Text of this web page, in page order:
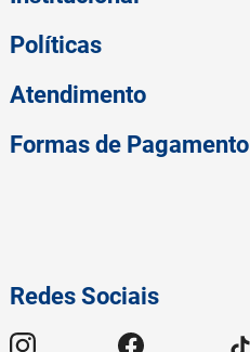
Políticas
Atendimento
Redes Sociais
Formas de Pagamento